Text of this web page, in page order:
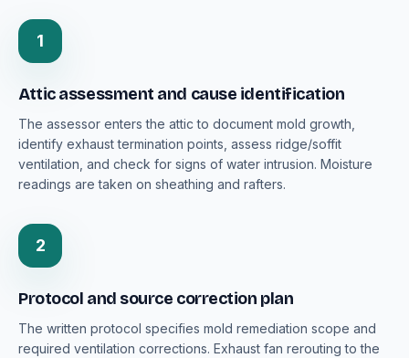
1
Attic assessment and cause identification
The assessor enters the attic to document mold growth,
identify exhaust termination points, assess ridge/soffit
ventilation, and check for signs of water intrusion. Moisture
readings are taken on sheathing and rafters.
2
Protocol and source correction plan
The written protocol specifies mold remediation scope and
required ventilation corrections. Exhaust fan rerouting to the